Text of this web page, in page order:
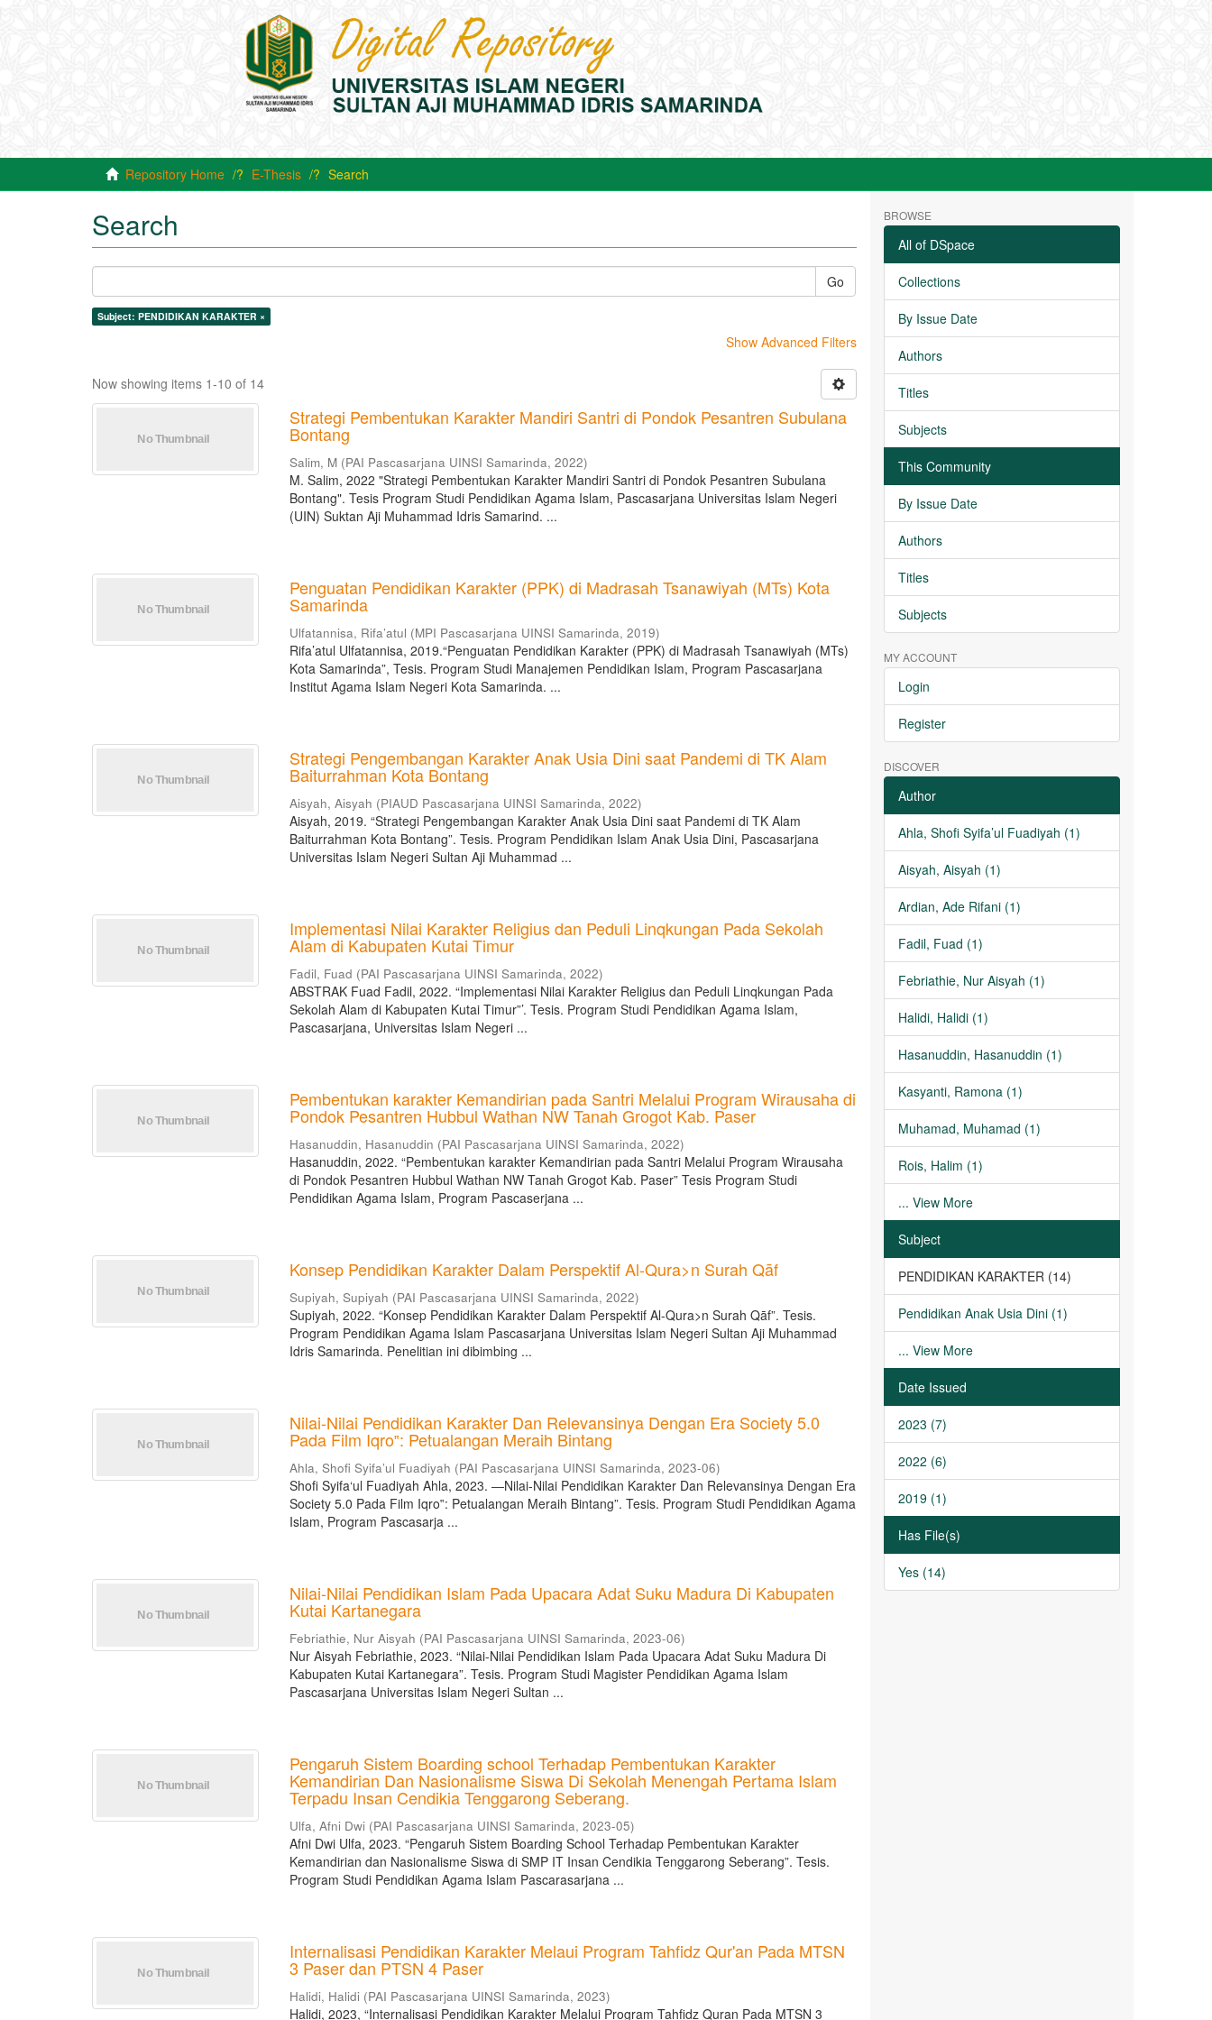
Repository Home E-Thesis Search
Search
Go
Subject: PENDIDIKAN KARAKTER ×
Show Advanced Filters
Now showing items 1-10 of 14
Strategi Pembentukan Karakter Mandiri Santri di Pondok Pesantren Subulana
Bontang
Salim, M (PAI Pascasarjana UINSI Samarinda,2022)
M. Salim, 2022 "Strategi Pembentukan Karakter Mandiri Santri di Pondok Pesantren Subulana
Bontang". Tesis Program Studi Pendidikan Agama Islam, Pascasarjana Universitas Islam Negeri
(UIN) Suktan Aji Muhammad Idris Samarind. ...
Penguatan Pendidikan Karakter (PPK) di Madrasah Tsanawiyah (MTs) Kota
Samarinda
Ulfatannisa, Rifa’atul (MPI Pascasarjana UINSI Samarinda,2019)
Rifa’atul Ulfatannisa, 2019.“Penguatan Pendidikan Karakter (PPK) di Madrasah Tsanawiyah (MTs)
Kota Samarinda”, Tesis. Program Studi Manajemen Pendidikan Islam, Program Pascasarjana
Institut Agama Islam Negeri Kota Samarinda. ...
Strategi Pengembangan Karakter Anak Usia Dini saat Pandemi di TK Alam
Baiturrahman Kota Bontang
Aisyah, Aisyah (PIAUD Pascasarjana UINSI Samarinda,2022)
Aisyah, 2019. “Strategi Pengembangan Karakter Anak Usia Dini saat Pandemi di TK Alam
Baiturrahman Kota Bontang”. Tesis. Program Pendidikan Islam Anak Usia Dini, Pascasarjana
Universitas Islam Negeri Sultan Aji Muhammad ...
Implementasi Nilai Karakter Religius dan Peduli Linqkungan Pada Sekolah
Alam di Kabupaten Kutai Timur
Fadil, Fuad (PAI Pascasarjana UINSI Samarinda,2022)
ABSTRAK Fuad Fadil, 2022. “Implementasi Nilai Karakter Religius dan Peduli Linqkungan Pada
Sekolah Alam di Kabupaten Kutai Timur”’. Tesis. Program Studi Pendidikan Agama Islam,
Pascasarjana, Universitas Islam Negeri ...
Pembentukan karakter Kemandirian pada Santri Melalui Program Wirausaha di
Pondok Pesantren Hubbul Wathan NW Tanah Grogot Kab. Paser
Hasanuddin, Hasanuddin (PAI Pascasarjana UINSI Samarinda,2022)
Hasanuddin, 2022. “Pembentukan karakter Kemandirian pada Santri Melalui Program Wirausaha
di Pondok Pesantren Hubbul Wathan NW Tanah Grogot Kab. Paser” Tesis Program Studi
Pendidikan Agama Islam, Program Pascaserjana ...
Konsep Pendidikan Karakter Dalam Perspektif Al-Qura>n Surah Qāf
Supiyah, Supiyah (PAI Pascasarjana UINSI Samarinda,2022)
Supiyah, 2022. “Konsep Pendidikan Karakter Dalam Perspektif Al-Qura>n Surah Qāf”. Tesis.
Program Pendidikan Agama Islam Pascasarjana Universitas Islam Negeri Sultan Aji Muhammad
Idris Samarinda. Penelitian ini dibimbing ...
Nilai-Nilai Pendidikan Karakter Dan Relevansinya Dengan Era Society 5.0
Pada Film Iqro‟: Petualangan Meraih Bintang
Ahla, Shofi Syifa’ul Fuadiyah (PAI Pascasarjana UINSI Samarinda,2023-06)
Shofi Syifa‘ul Fuadiyah Ahla, 2023. ―Nilai-Nilai Pendidikan Karakter Dan Relevansinya Dengan Era
Society 5.0 Pada Film Iqro‟: Petualangan Meraih Bintang”. Tesis. Program Studi Pendidikan Agama
Islam, Program Pascasarja ...
Nilai-Nilai Pendidikan Islam Pada Upacara Adat Suku Madura Di Kabupaten
Kutai Kartanegara
Febriathie, Nur Aisyah (PAI Pascasarjana UINSI Samarinda,2023-06)
Nur Aisyah Febriathie, 2023. “Nilai-Nilai Pendidikan Islam Pada Upacara Adat Suku Madura Di
Kabupaten Kutai Kartanegara”. Tesis. Program Studi Magister Pendidikan Agama Islam
Pascasarjana Universitas Islam Negeri Sultan ...
Pengaruh Sistem Boarding school Terhadap Pembentukan Karakter
Kemandirian Dan Nasionalisme Siswa Di Sekolah Menengah Pertama Islam
Terpadu Insan Cendikia Tenggarong Seberang.
Ulfa, Afni Dwi (PAI Pascasarjana UINSI Samarinda,2023-05)
Afni Dwi Ulfa, 2023. “Pengaruh Sistem Boarding School Terhadap Pembentukan Karakter
Kemandirian dan Nasionalisme Siswa di SMP IT Insan Cendikia Tenggarong Seberang”. Tesis.
Program Studi Pendidikan Agama Islam Pascarasarjana ...
Internalisasi Pendidikan Karakter Melaui Program Tahfidz Qur'an Pada MTSN
3 Paser dan PTSN 4 Paser
Halidi, Halidi (PAI Pascasarjana UINSI Samarinda,2023)
Halidi, 2023, “Internalisasi Pendidikan Karakter Melalui Program Tahfidz Quran Pada MTSN 3
BROWSE
All of DSpace
Collections
By Issue Date
Authors
Titles
Subjects
This Community
By Issue Date
Authors
Titles
Subjects
MY ACCOUNT
Login
Register
DISCOVER
Author
Ahla, Shofi Syifa’ul Fuadiyah (1)
Aisyah, Aisyah (1)
Ardian, Ade Rifani (1)
Fadil, Fuad (1)
Febriathie, Nur Aisyah (1)
Halidi, Halidi (1)
Hasanuddin, Hasanuddin (1)
Kasyanti, Ramona (1)
Muhamad, Muhamad (1)
Rois, Halim (1)
... View More
Subject
PENDIDIKAN KARAKTER (14)
Pendidikan Anak Usia Dini (1)
... View More
Date Issued
2023 (7)
2022 (6)
2019 (1)
Has File(s)
Yes (14)